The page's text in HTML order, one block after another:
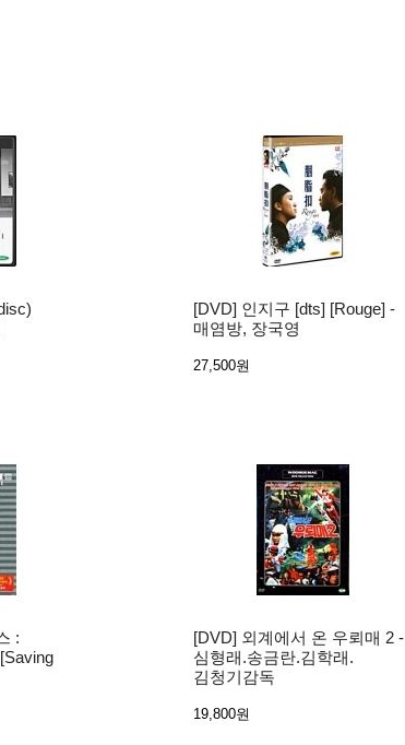
[DVD] 인지구 [dts] [Rouge] -
매염방, 장국영
27,500원
:
[DVD] 외계에서 온 우뢰매 2 -
심형래.송금란.김학래.
김청기감독
19,800원